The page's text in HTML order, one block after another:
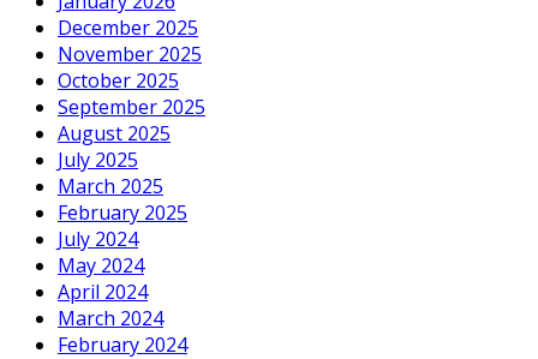
December 2025
November 2025
October 2025
September 2025
August 2025
July 2025
March 2025
February 2025
July 2024
May 2024
April 2024
March 2024
February 2024